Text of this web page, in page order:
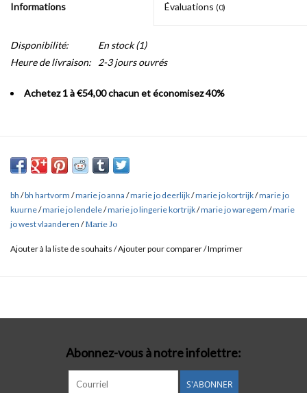
Informations Évaluations (0)
Disponibilité: En stock(1)
Heure de livraison: 2-3 jours ouvrés
Achetez 1 à €54,00 chacun et économisez 40%
bh /bh hartvorm /marie jo anna /marie jo deerlijk/marie jo kortrijk/marie jo
kuurne/marie jo lendele/marie jo lingerie kortrijk/marie jo waregem /marie
jo west vlaanderen /Marie Jo
Ajouter à la liste de souhaits /Ajouter pour comparer/Imprimer
Abonnez-vous à notre infolettre:
S'ABONNER